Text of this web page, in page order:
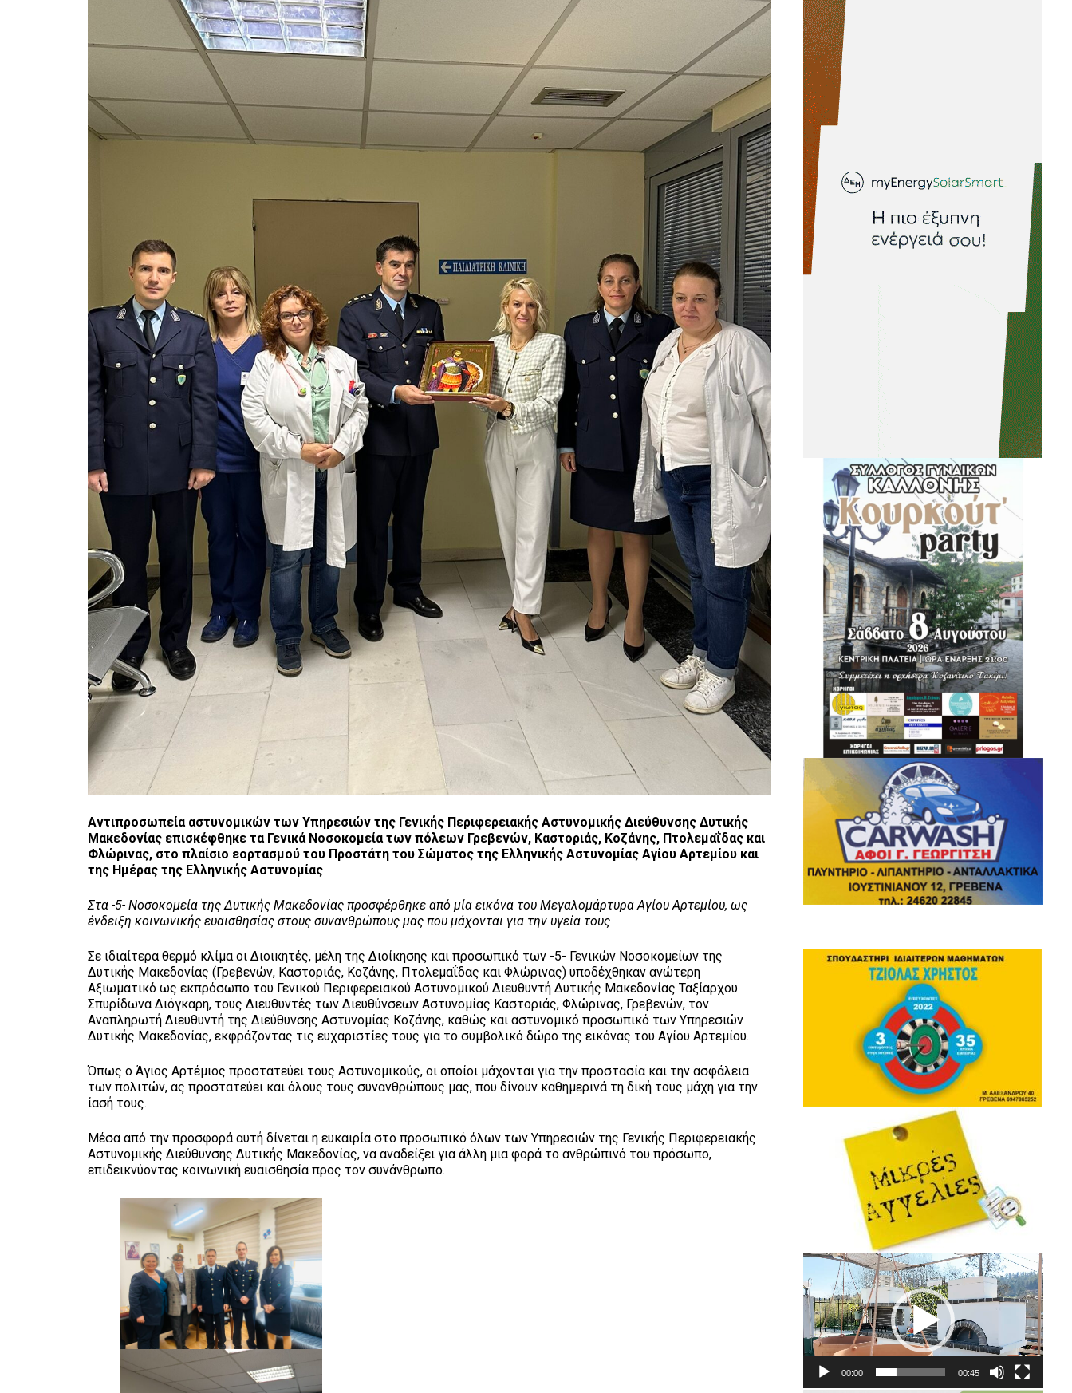
Αντιπροσωπεία αστυνομικών των Υπηρεσιών της Γενικής Περιφερειακής Αστυνομικής Διεύθυνσης Δυτικής
Μακεδονίας επισκέφθηκε τα Γενικά Νοσοκομεία των πόλεων Γρεβενών, Καστοριάς, Κοζάνης, Πτολεμαΐδας και
Φλώρινας, στο πλαίσιο εορτασμού του Προστάτη του Σώματος της Ελληνικής Αστυνομίας Αγίου Αρτεμίου και
της Ημέρας της Ελληνικής Αστυνομίας
Στα -5- Νοσοκομεία της Δυτικής Μακεδονίας προσφέρθηκε από μία εικόνα του Μεγαλομάρτυρα Αγίου Αρτεμίου, ως
ένδειξη κοινωνικής ευαισθησίας στους συνανθρώπους μας που μάχονται για την υγεία τους
Σε ιδιαίτερα θερμό κλίμα οι Διοικητές, μέλη της Διοίκησης και προσωπικό των -5- Γενικών Νοσοκομείων της
Δυτικής Μακεδονίας (Γρεβενών, Καστοριάς, Κοζάνης, Πτολεμαΐδας και Φλώρινας) υποδέχθηκαν ανώτερη
Αξιωματικό ως εκπρόσωπο του Γενικού Περιφερειακού Αστυνομικού Διευθυντή Δυτικής Μακεδονίας Ταξίαρχου
Σπυρίδωνα Διόγκαρη, τους Διευθυντές των Διευθύνσεων Αστυνομίας Καστοριάς, Φλώρινας, Γρεβενών, τον
Αναπληρωτή Διευθυντή της Διεύθυνσης Αστυνομίας Κοζάνης, καθώς και αστυνομικό προσωπικό των Υπηρεσιών
Δυτικής Μακεδονίας, εκφράζοντας τις ευχαριστίες τους για το συμβολικό δώρο της εικόνας του Αγίου Αρτεμίου.
Όπως ο Άγιος Αρτέμιος προστατεύει τους Αστυνομικούς, οι οποίοι μάχονται για την προστασία και την ασφάλεια
των πολιτών, ας προστατεύει και όλους τους συνανθρώπους μας, που δίνουν καθημερινά τη δική τους μάχη για την
ίασή τους.
Μέσα από την προσφορά αυτή δίνεται η ευκαιρία στο προσωπικό όλων των Υπηρεσιών της Γενικής Περιφερειακής
Αστυνομικής Διεύθυνσης Δυτικής Μακεδονίας, να αναδείξει για άλλη μια φορά το ανθρώπινό του πρόσωπο,
επιδεικνύοντας κοινωνική ευαισθησία προς τον συνάνθρωπο.
Πρόγραμμα
Αναπαραγωγής
Βίντεο
00:00 00:45